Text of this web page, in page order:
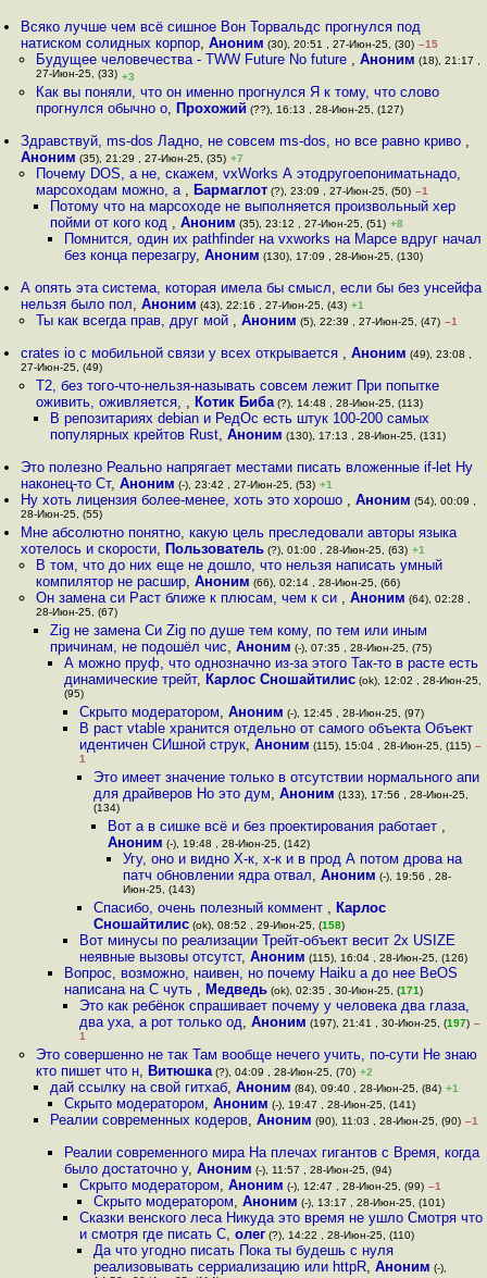
Всяко лучше чем всё сишное Вон Торвальдс прогнулся под
натиском солидных корпор,Аноним (30), 20:51 , 27-Июн-25, (30) –15
Будущее человечества - TWW Future No future , Аноним (18), 21:17 ,
27-Июн-25, (33) +3
Как вы поняли, что он именно прогнулся Я к тому, что слово
прогнулся обычно о, Прохожий (??), 16:13 , 28-Июн-25, (127)
Здравствуй, ms-dos Ладно, не совсем ms-dos, но все равно криво ,
Аноним (35), 21:29 , 27-Июн-25, (35) +7
Почему DOS, а не, скажем, vxWorks А этодругоепониматьнадо,
марсоходам можно, а , Бармаглот(?), 23:09 , 27-Июн-25, (50) –1
Потому что на марсоходе не выполняется произвольный хер
пойми от кого код , Аноним (35), 23:12 , 27-Июн-25, (51) +8
Помнится, один их pathfinder на vxworks на Марсе вдруг начал
без конца перезагру,Аноним (130), 17:09 , 28-Июн-25, (130)
А опять эта система, которая имела бы смысл, если бы без унсейфа
нельзя было пол,Аноним (43), 22:16 , 27-Июн-25, (43) +1
Ты как всегда прав, друг мой , Аноним (5), 22:39 , 27-Июн-25, (47) –1
crates io с мобильной связи у всех открывается ,Аноним (49), 23:08 ,
27-Июн-25, (49)
Т2, без того-что-нельзя-называть совсем лежит При попытке
оживить, оживляется, , Котик Биба(?), 14:48 , 28-Июн-25, (113)
В репозитариях debian и РедОс есть штук 100-200 самых
популярных крейтов Rust, Аноним (130), 17:13 , 28-Июн-25, (131)
Это полезно Реально напрягает местами писать вложенные if-let Ну
наконец-то Ст,Аноним (-), 23:42 , 27-Июн-25, (53) +1
Ну хоть лицензия более-менее, хоть это хорошо ,Аноним (54), 00:09 ,
28-Июн-25, (55)
Мне абсолютно понятно, какую цель преследовали авторы языка
хотелось и скорости, Пользователь (?), 01:00 , 28-Июн-25, (63) +1
В том, что до них еще не дошло, что нельзя написать умный
компилятор не расшир, Аноним (66), 02:14 , 28-Июн-25, (66)
Он замена си Раст ближе к плюсам, чем к си , Аноним (64), 02:28 ,
28-Июн-25, (67)
Zig не замена Си Zig по душе тем кому, по тем или иным
причинам, не подошёл чис, Аноним (-), 07:35 , 28-Июн-25, (75)
А можно пруф, что однозначно из-за этого Так-то в расте есть
динамические трейт, Карлос Сношайтилис (ok), 12:02 , 28-Июн-25,
(95)
Скрыто модератором, Аноним (-), 12:45 , 28-Июн-25, (97)
В раст vtable хранится отдельно от самого объекта Объект
идентичен СИшной струк, Аноним (115), 15:04 , 28-Июн-25, (115) –
1
Это имеет значение только в отсутствии нормального апи
для драйверов Но это дум, Аноним (133), 17:56 , 28-Июн-25,
(134)
Вот а в сишке всё и без проектирования работает ,
Аноним (-), 19:48 , 28-Июн-25, (142)
Угу, оно и видно Х-к, х-к и в прод А потом дрова на
патч обновлении ядра отвал, Аноним (-), 19:56 , 28-
Июн-25, (143)
Спасибо, очень полезный коммент , Карлос
Сношайтилис(ok), 08:52 , 29-Июн-25, (158)
Вот минусы по реализации Трейт-объект весит 2x USIZE
неявные вызовы отсутст, Аноним (115), 16:04 , 28-Июн-25, (126)
Вопрос, возможно, наивен, но почему Haiku а до нее BeOS
написана на C чуть , Медведь (ok), 02:35 , 30-Июн-25, (171)
Это как ребёнок спрашивает почему у человека два глаза,
два уха, а рот только од, Аноним (197), 21:41 , 30-Июн-25, (197) –
1
Это совершенно не так Там вообще нечего учить, по-сути Не знаю
кто пишет что н, Витюшка(?), 04:09 , 28-Июн-25, (70) +2
дай ссылку на свой гитхаб, Аноним (84), 09:40 , 28-Июн-25, (84) +1
Скрыто модератором,Аноним (-), 19:47 , 28-Июн-25, (141)
Реалии современных кодеров, Аноним (90), 11:03 , 28-Июн-25, (90) –1
Реалии современного мира На плечах гигантов с Время, когда
было достаточно у,Аноним (-), 11:57 , 28-Июн-25, (94)
Скрыто модератором, Аноним (-), 12:47 , 28-Июн-25, (99) –1
Скрыто модератором, Аноним (-), 13:17 , 28-Июн-25, (101)
Сказки венского леса Никуда это время не ушло Смотря что
и смотря где писать С, олег(?), 14:22 , 28-Июн-25, (110)
Да что угодно писать Пока ты будешь с нуля
реализовывать серриализацию или httpR, Аноним (-),